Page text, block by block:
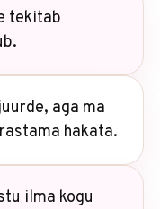
tekitab
aga ma
hakata.
ilma kogu